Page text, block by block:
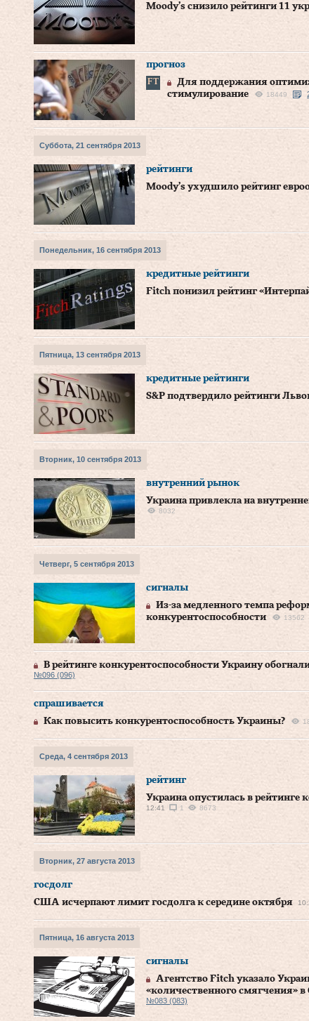
Moody’s снизило рейтинги 11
прогноз
Для поддержания
стимулирование
18449
Суббота, 21 сентября 2013
рейтинги
Moody’s ухудшило рейтинг
Понедельник, 16 сентября 2013
кредитные рейтинги
Fitch понизил рейтинг
Пятница, 13 сентября 2013
кредитные рейтинги
S&P подтвердило рейтинги
Вторник, 10 сентября 2013
внутренний рынок
Украина привлекла на
8032
Четверг, 5 сентября 2013
сигналы
Из-за медленного темпа
конкурентоспособности
13562
В рейтинге конкурентоспособности Украину
№096 (096)
спрашивается
Как повысить конкурентоспособность Украины?
Среда, 4 сентября 2013
рейтинг
Украина опустилась в рейтинге
12:41 1 8673
Вторник, 27 августа 2013
госдолг
США исчерпают лимит госдолга к середине октября
Пятница, 16 августа 2013
сигналы
Агентство Fitch указало
«количественного смягчения»
№083 (083)